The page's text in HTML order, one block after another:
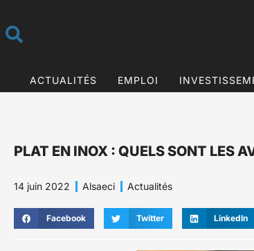
ACTUALITÉS EMPLOI
PLAT EN INOX : QUELS SONT LES
14 juin 2022 Alsaeci Actualités
Facebook Twitter LinkedIn